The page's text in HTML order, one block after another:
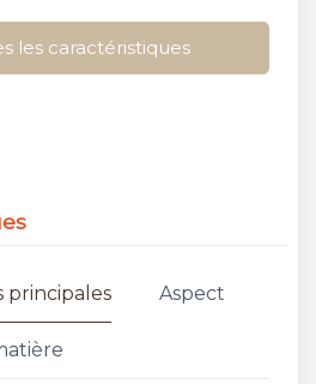
les caractéristiques
principales Aspect